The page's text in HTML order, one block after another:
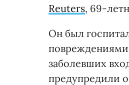
Reuters, 69-
Он был
повреждениями
заболевших
предупредили